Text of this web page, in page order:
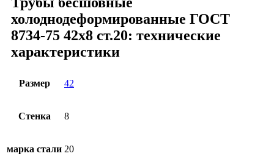
холоднодеформированные ГОСТ
8734-75 42x8 ст.20: технические
характеристики
Размер 42
Стенка 8
марка стали 20